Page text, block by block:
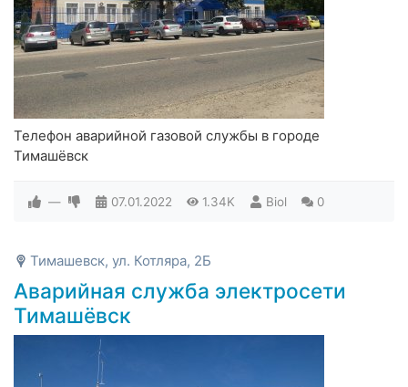
Телефон аварийной газовой службы в городе
Тимашёвск
— 07.01.2022 1.34K Biol 0
Тимашевск, ул. Котляра, 2Б
Аварийная служба электросети
Тимашёвск